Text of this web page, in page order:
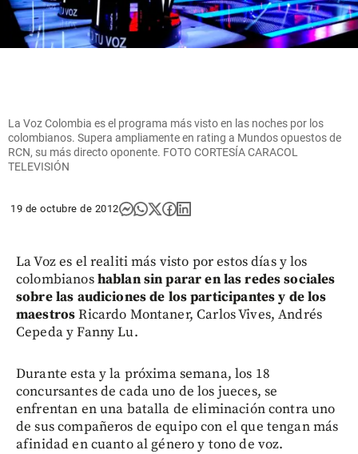
La Voz Colombia es el programa más visto en las noches por los
colombianos. Supera ampliamente en rating a Mundos opuestos de
RCN, su más directo oponente. FOTO CORTESÍA CARACOL
TELEVISIÓN
19 de octubre de 2012
La Voz es el realiti más visto por estos días y los
colombianoshablan sin parar en las redes sociales
sobre las audiciones de los participantes y de los
maestrosRicardo Montaner, Carlos Vives, Andrés
Cepeda y Fanny Lu.
Durante esta y la próxima semana, los 18
concursantes de cada uno de los jueces, se
enfrentan en una batalla de eliminación contra uno
de sus compañeros de equipo con el que tengan más
afinidad en cuanto al género y tono de voz.